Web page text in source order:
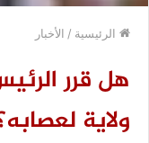
الرئيسية / الأخبار
هل قرر
ولاية